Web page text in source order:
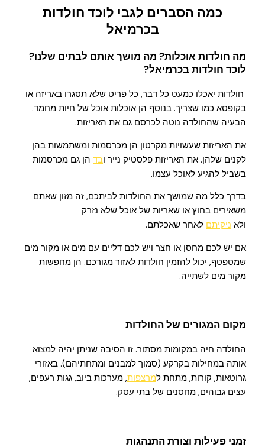
כמה הסברים לגבי לוכד חולדות
בכרמיאל
מה חולדות אוכלות? מה מושך אותם לבתים שלנו?
לוכד חולדות בכרמיאל?
חולדות יאכלו כמעט כל דבר, כל פריט שלא תסגרו באריזה או
בקופסא כמו שצריך. בנוסף הן אוכלות אוכל של חיות מחמד.
הבעיה שהחולדה נוטה לכרסם גם את האריזות.
את האריזות שעשויות מקרטון הן מכרסמות ומשתמשות בהן
לקנים שלהן. את האריזות פלסטיק נייר ובד הן גם מכרסמות
בשביל להגיע לאוכל עצמו.
בדרך כלל מה שמושך את החולדות לביתכם, זה מזון שאתם
משאירים בחוץ או שאריות של אוכל שלא נזרק
ולא ניקיתם לאחר שאכלתם.
אם יש לכם מחסן או חצר ויש לכם דליים עם מים או מקור מים
שמטפטף, יכול להזמין חולדות לאזור מגורכם. הן מחפשות
מקור מים לשתייה.
מקום המגורים של החולדות
החולדה חיה במקומות מסתור. זו הסיבה שניתן יהיה למצוא
אותה במחילות בקרקע (סמוך למבנים ומתחתיהם). באזורי
גרוטאות, קורות, מתחת למרצפות, מערכות ביוב, גגות רעפים,
עצים גבוהים, מחסנים של בתי עסק.
זמני פעילות וצורת התנהגות